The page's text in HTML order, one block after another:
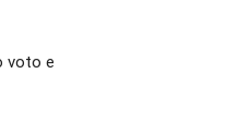
voto e